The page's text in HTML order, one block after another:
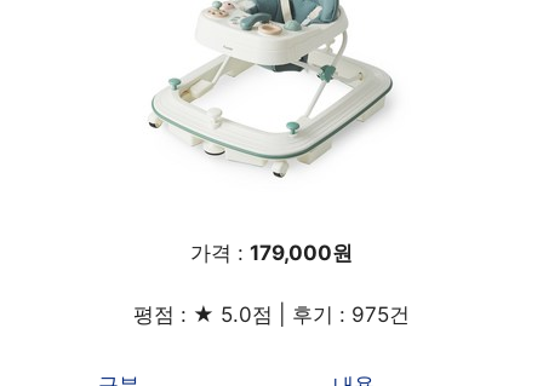
가격 : 179,000원
평점 : ★ 5.0점 | 후기 : 975건